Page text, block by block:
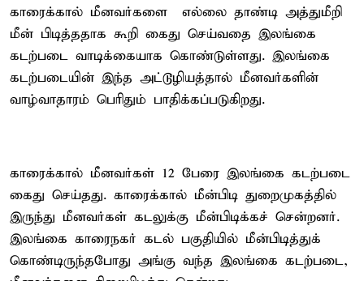
காரைக்கால் மீனவர்களை எல்லை தாண்டி அத்துமீறி
மீன் பிடித்ததாக கூறி கைது செய்வதை இலங்கை
கடற்படை வாடிக்கையாக கொண்டுள்ளது. இலங்கை
கடற்படையின் இந்த அட்டூழியத்தால் மீனவர்களின்
வாழ்வாதாரம் பெரிதும் பாதிக்கப்படுகிறது.
காரைக்கால் மீனவர்கள் 12 பேரை இலங்கை கடற்படை
கைது செய்தது. காரைக்கால் மீன்பிடி துறைமுகத்தில்
இருந்து மீனவர்கள் கடலுக்கு மீன்பிடிக்கச் சென்றனர்.
இலங்கை காரைநகர் கடல் பகுதியில் மீன்பிடித்துக்
கொண்டிருந்தபோது அங்கு வந்த இலங்கை கடற்படை,